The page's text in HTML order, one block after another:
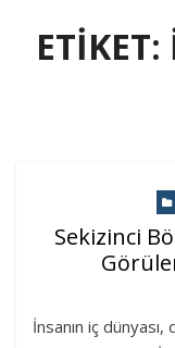
ETIKET:
Sekizinci
İnsanın iç dünyası,